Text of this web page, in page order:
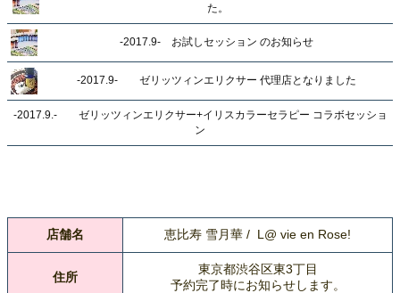
た。
-2017.9- お試しセッション のお知らせ
-2017.9- ゼリッツィンエリクサー 代理店となりました
-2017.9.- ゼリッツィンエリクサー+イリスカラーセラピー コラボセッショ
ン
店舗名 恵比寿 雪月華 / L@ vie en Rose!
住所
東京都渋谷区東3丁目
予約完了時にお知らせします。